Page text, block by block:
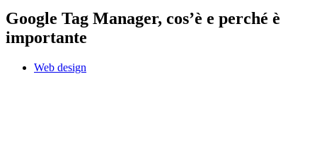
Google Tag Manager, cos’è e perché è
importante
Web design